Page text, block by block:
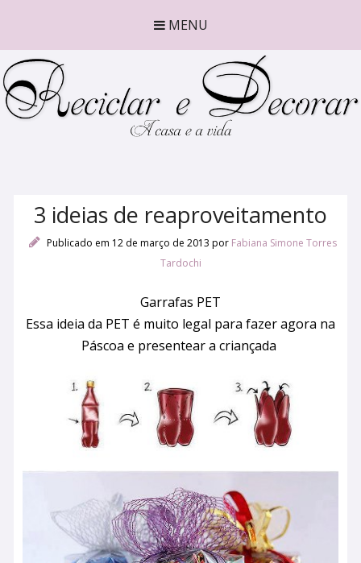
MENU
3 ideias de reaproveitamento
Publicado em 12 de março de 2013 por Fabiana Simone Torres
Tardochi
Garrafas PET
Essa ideia da PET é muito legal para fazer agora na
Páscoa e presentear a criançada